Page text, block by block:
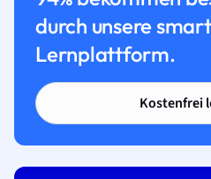
durch unsere
Lernplattform.
Kostenfrei